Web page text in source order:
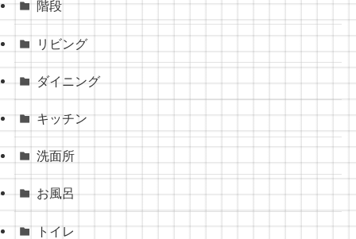
階段
リビング
ダイニング
キッチン
洗面所
お風呂
トイレ